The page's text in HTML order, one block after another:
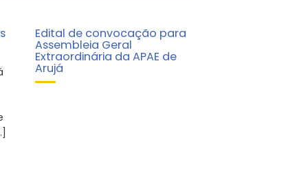
Edital de convocação para
Assembleia Geral
Extraordinária da APAE de
Arujá